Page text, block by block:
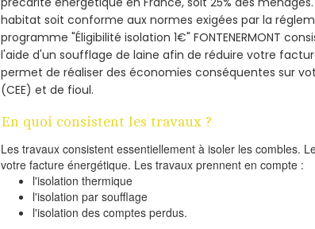
habitat soit conforme aux normes exigées par la
programme "Éligibilité isolation 1€" FONTENERMONT
l'aide d'un soufflage de laine afin de réduire votre
permet de réaliser des économies conséquentes sur
(CEE) et de fioul.
En quoi consistent les travaux ?
Les travaux consistent essentiellement à isoler les combles.
votre facture énergétique. Les travaux prennent en compte :
l'isolation thermique
l'isolation par soufflage
l'isolation des comptes perdus.